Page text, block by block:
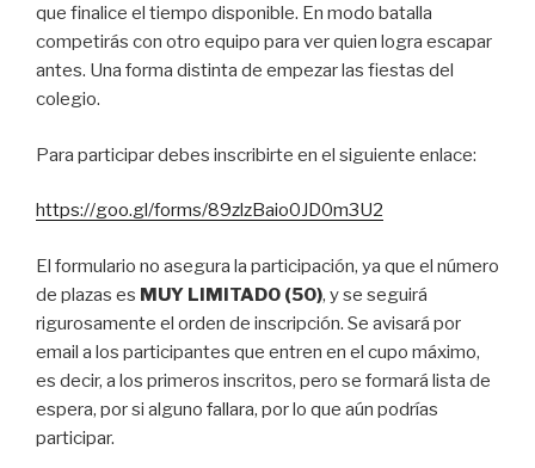
que finalice el tiempo disponible. En modo batalla
competirás con otro equipo para ver quien logra escapar
antes. Una forma distinta de empezar las fiestas del
colegio.
Para participar debes inscribirte en el siguiente enlace:
https://goo.gl/forms/89zlzBaio0JD0m3U2
El formulario no asegura la participación, ya que el número
de plazas es MUY LIMITADO (50), y se seguirá
rigurosamente el orden de inscripción. Se avisará por
email a los participantes que entren en el cupo máximo,
es decir, a los primeros inscritos, pero se formará lista de
espera, por si alguno fallara, por lo que aún podrías
participar.